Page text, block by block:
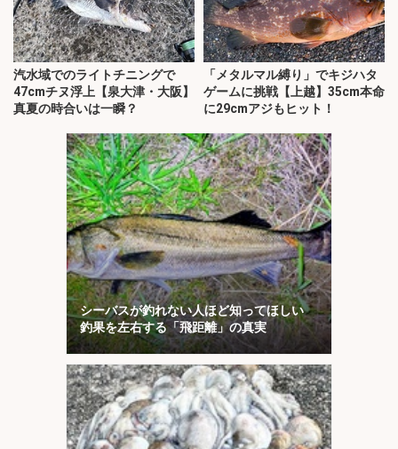
汽水域でのライトチニングで
47cmチヌ浮上【泉大津・大阪】
真夏の時合いは一瞬？
「メタルマル縛り」でキジハタ
ゲームに挑戦【上越】35cm本命
に29cmアジもヒット！
シーバスが釣れない人ほど知ってほしい
釣果を左右する「飛距離」の真実